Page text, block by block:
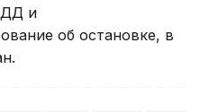
и
об остановке, в